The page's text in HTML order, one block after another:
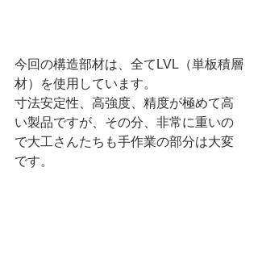
今回の構造部材は、全てLVL（単板積層
材）を使用しています。
寸法安定性、高強度、精度が極めて高
い製品ですが、その分、非常に重いの
で大工さんたちも手作業の部分は大変
です。